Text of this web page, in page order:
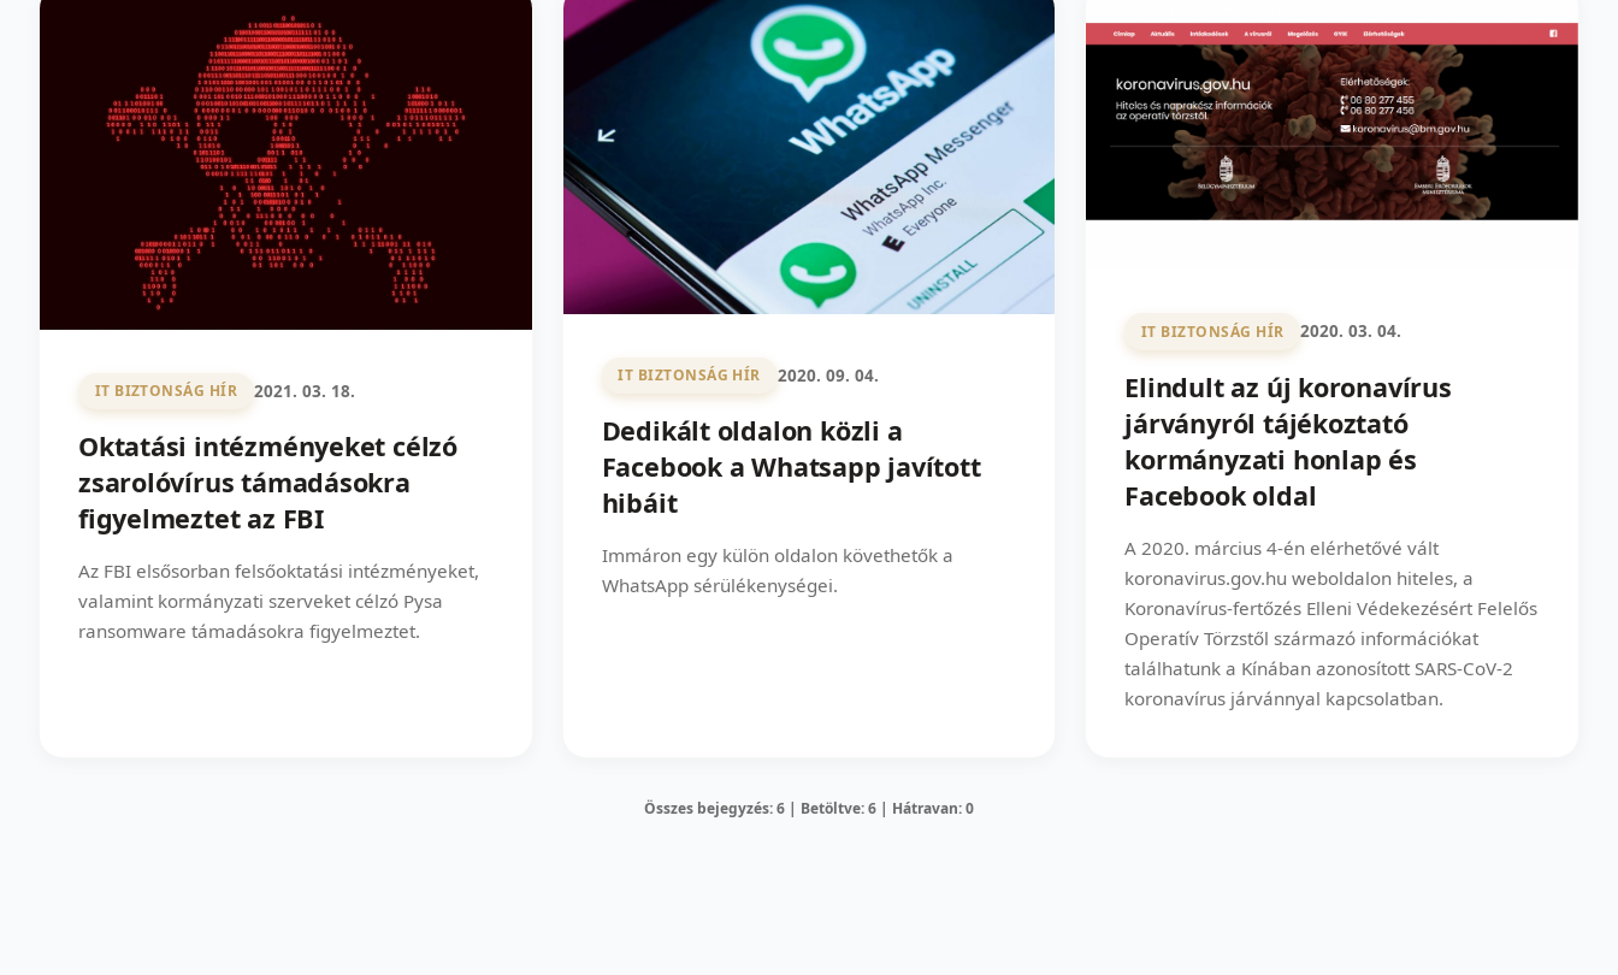
IT BIZTONSÁG HÍR 2021. 03. 18.
Oktatási intézményeket célzó
zsarolóvírus támadásokra
figyelmeztet az FBI
Az FBI elsősorban felsőoktatási intézményeket,
valamint kormányzati szerveket célzó Pysa
ransomware támadásokra figyelmeztet.
IT BIZTONSÁG HÍR 2020. 09. 04.
Dedikált oldalon közli a
Facebook a Whatsapp javított
hibáit
Immáron egy külön oldalon követhetők a
WhatsApp sérülékenységei.
IT BIZTONSÁG HÍR 2020. 03. 04.
Elindult az új koronavírus
járványról tájékoztató
kormányzati honlap és
Facebook oldal
A 2020. március 4-én elérhetővé vált
koronavirus.gov.hu weboldalon hiteles, a
Koronavírus-fertőzés Elleni Védekezésért Felelős
Operatív Törzstől származó információkat
találhatunk a Kínában azonosított SARS-CoV-2
koronavírus járvánnyal kapcsolatban.
Összes bejegyzés: 6 | Betöltve: 6 | Hátravan: 0